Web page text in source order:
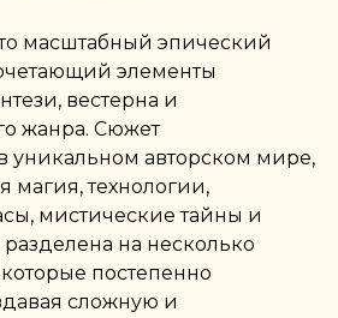
масштабный эпический
элементы
вестерна и
жанра. Сюжет
уникальном авторском мире,
магия, технологии,
мистические тайны и
на несколько
постепенно
сложную и